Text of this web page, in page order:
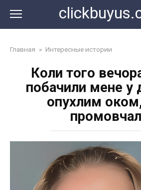
контенту
Главная » Интересные истории
Коли того
побачили мене у
опухлим